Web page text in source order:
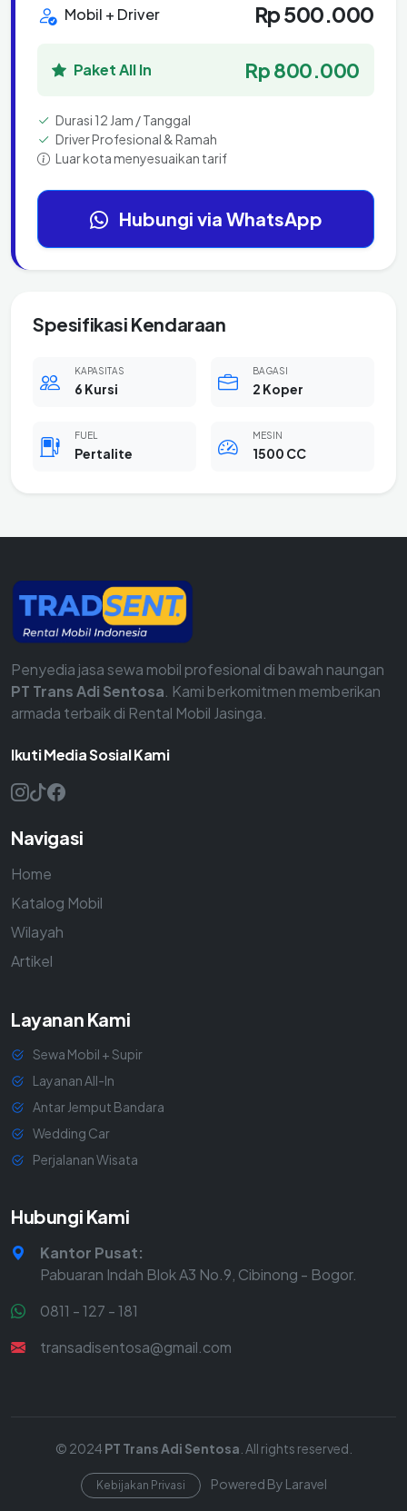
Mobil + Driver Rp 500.000
Paket All In Rp 800.000
Durasi 12 Jam / Tanggal
Driver Profesional & Ramah
Luar kota menyesuaikan tarif
Hubungi via WhatsApp
Spesifikasi Kendaraan
KAPASITAS
6 Kursi
BAGASI
2 Koper
FUEL
Pertalite
MESIN
1500 CC
Penyedia jasa sewa mobil profesional di bawah naungan
PT Trans Adi Sentosa . Kami berkomitmen memberikan
armada terbaik di Rental Mobil Jasinga.
Ikuti Media Sosial Kami
Navigasi
Home
Katalog Mobil
Wilayah
Artikel
Layanan Kami
Sewa Mobil + Supir
Layanan All-In
Antar Jemput Bandara
Wedding Car
Perjalanan Wisata
Hubungi Kami
Kantor Pusat:
Pabuaran Indah Blok A3 No.9, Cibinong - Bogor.
0811 - 127 - 181
transadisentosa@gmail.com
© 2024 PT Trans Adi Sentosa . All rights reserved.
Kebijakan Privasi Powered By Laravel